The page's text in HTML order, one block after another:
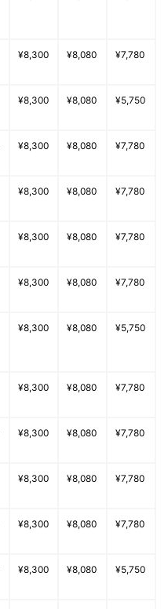
¥8,300 ¥8,080 ¥7,780
¥8,300 ¥8,080 ¥5,750
¥8,300 ¥8,080 ¥7,780
¥8,300 ¥8,080 ¥7,780
¥8,300 ¥8,080 ¥7,780
¥8,300 ¥8,080 ¥7,780
¥8,300 ¥8,080 ¥5,750
¥8,300 ¥8,080 ¥7,780
¥8,300 ¥8,080 ¥7,780
¥8,300 ¥8,080 ¥7,780
¥8,300 ¥8,080 ¥7,780
¥8,300 ¥8,080 ¥5,750